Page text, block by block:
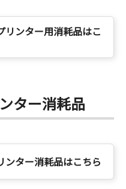
リンター用消耗品はこ
ター消耗品
ンター消耗品はこちら